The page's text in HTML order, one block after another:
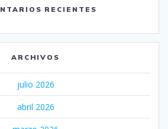
RECIENTES
ARCHIVOS
julio 2026
abril 2026